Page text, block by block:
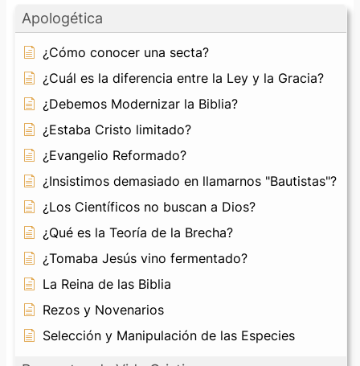
Apologética
¿Cómo conocer una secta?
¿Cuál es la diferencia entre la Ley y la Gracia?
¿Debemos Modernizar la Biblia?
¿Estaba Cristo limitado?
¿Evangelio Reformado?
¿Insistimos demasiado en llamarnos "Bautistas"?
¿Los Científicos no buscan a Dios?
¿Qué es la Teoría de la Brecha?
¿Tomaba Jesús vino fermentado?
La Reina de las Biblia
Rezos y Novenarios
Selección y Manipulación de las Especies